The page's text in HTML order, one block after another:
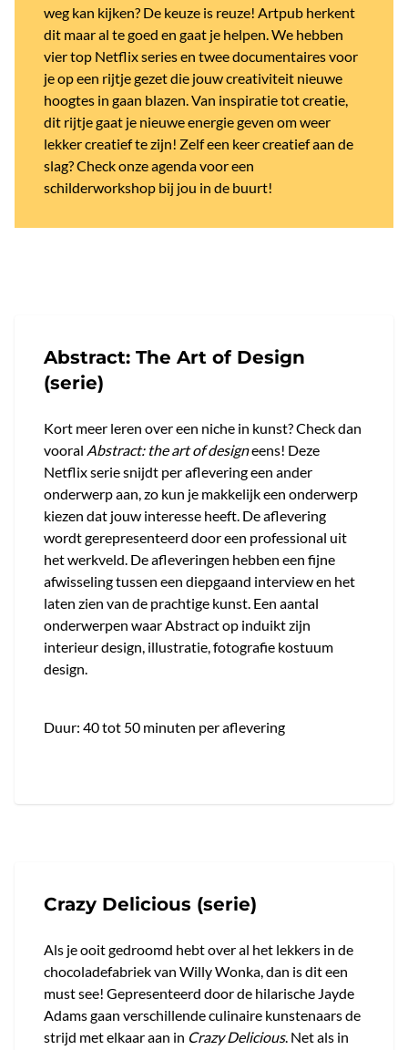
weg kan kijken? De keuze is reuze! Artpub herkent
dit maar al te goed en gaat je helpen. We hebben
vier top Netflix series en twee documentaires voor
je op een rijtje gezet die jouw creativiteit nieuwe
hoogtes in gaan blazen. Van inspiratie tot creatie,
dit rijtje gaat je nieuwe energie geven om weer
lekker creatief te zijn! Zelf een keer creatief aan de
slag? Check onze agenda voor een
schilderworkshop bij jou in de buurt!
Abstract: The Art of Design
(serie)
Kort meer leren over een niche in kunst? Check dan
vooral Abstract: the art of designeens! Deze
Netflix serie snijdt per aflevering een ander
onderwerp aan, zo kun je makkelijk een onderwerp
kiezen dat jouw interesse heeft. De aflevering
wordt gerepresenteerd door een professional uit
het werkveld. De afleveringen hebben een fijne
afwisseling tussen een diepgaand interview en het
laten zien van de prachtige kunst. Een aantal
onderwerpen waar Abstract op induikt zijn
interieur design, illustratie, fotografie kostuum
design.
Duur: 40 tot 50 minuten per aflevering
Crazy Delicious (serie)
Als je ooit gedroomd hebt over al het lekkers in de
chocoladefabriek van Willy Wonka, dan is dit een
must see! Gepresenteerd door de hilarische Jayde
Adams gaan verschillende culinaire kunstenaars de
strijd met elkaar aan in Crazy Delicious. Net als in